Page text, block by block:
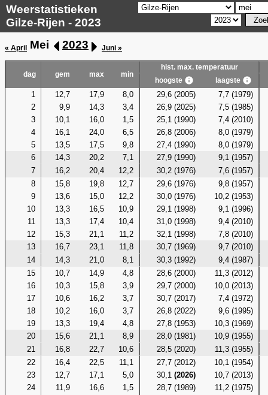
Weerstatistieken
Gilze-Rijen - 2023
« April Mei 2023 Juni »
dag gem max min
hist. max. temperatuur
hoogste
laagste
1 12,7 17,9 8,0 29,6 (2005)
7,7 (1979)
2
9,9 14,3 3,4 26,9 (2025)
7,5 (1985)
3
10,1 16,0 1,5 25,1 (1990)
7,4 (2010)
4
16,1 24,0 6,5 26,8 (2006)
8,0 (1979)
5
13,5 17,5 9,8 27,4 (1990)
8,0 (1979)
6
14,3 20,2 7,1 27,9 (1990)
9,1 (1957)
7
16,2 20,4 12,2 30,2 (1976)
7,6 (1957)
8
15,8 19,8 12,7 29,6 (1976)
9,8 (1957)
9
13,6 15,0 12,2 30,0 (1976)
10,2 (1953)
10
13,3 16,5 10,9 29,1 (1998)
9,1 (1996)
11
13,3 17,4 10,4 31,0 (1998)
9,4 (2010)
12
15,3 21,1 11,2 32,1 (1998)
7,8 (2010)
13
16,7 23,1 11,8 30,7 (1969)
9,7 (2010)
14
14,3 21,0 8,1 30,3 (1992)
9,4 (1987)
15
10,7 14,9 4,8 28,6 (2000)
11,3 (2012)
16
10,3 15,8 3,9 29,7 (2000)
10,0 (2013)
17
10,6 16,2 3,7 30,7 (2017)
7,4 (1972)
18
10,2 16,0 3,7 26,8 (2022)
9,6 (1995)
19
13,3 19,4 4,8 27,8 (1953)
10,3 (1969)
20
15,6 21,1 8,9 28,0 (1981)
10,9 (1955)
21
16,8 22,7 10,6 28,5 (2020)
11,3 (1955)
22
16,4 22,5 11,1 27,7 (2012)
10,1 (1954)
23
12,7 17,1 5,0 30,1(2026)
10,7 (2013)
24
11,9 16,6 1,5 28,7 (1989)
11,2 (1975)